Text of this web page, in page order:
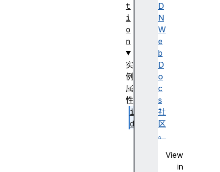
D
N
W
e
b
D
o
c
s
社
区
。
View
in
t
i
o
n
实
例
属
性
i
d